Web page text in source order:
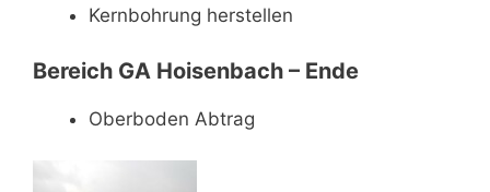
Kernbohrung herstellen
Bereich GA Hoisenbach – Ende
Oberboden Abtrag